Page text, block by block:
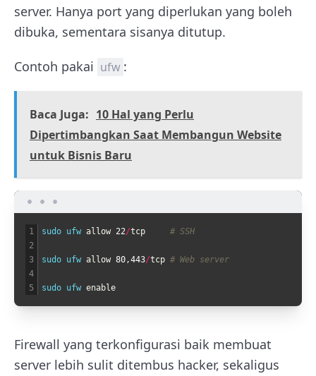
server. Hanya port yang diperlukan yang boleh
dibuka, sementara sisanya ditutup.
Contoh pakai ufw :
Baca Juga: 10 Hal yang Perlu
Dipertimbangkan Saat Membangun Website
untuk Bisnis Baru
1
2
3
4
5
sudo ufw allow 22/tcp # SSH
sudo ufw allow 80,443/tcp # Web server
sudo ufw enable
Firewall yang terkonfigurasi baik membuat
server lebih sulit ditembus hacker, sekaligus